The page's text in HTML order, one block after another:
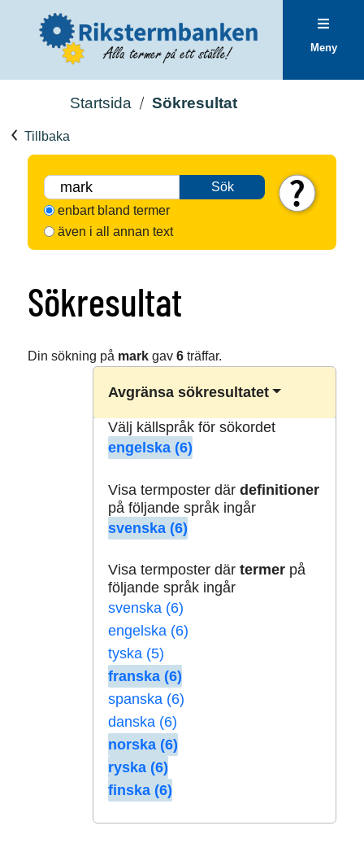
Meny
Startsida Sökresultat
Tillbaka
Sök
enbart bland termer
även i all annan text
Sökresultat
Din sökning på markgav 6träffar.
Avgränsa sökresultatet
Välj källspråk för sökordet
engelska (6)
Visa termposter där definitioner
på följande språk ingår
svenska (6)
Visa termposter där termerpå
följande språk ingår
svenska (6)
engelska (6)
tyska (5)
franska (6)
spanska (6)
danska (6)
norska (6)
ryska (6)
finska (6)